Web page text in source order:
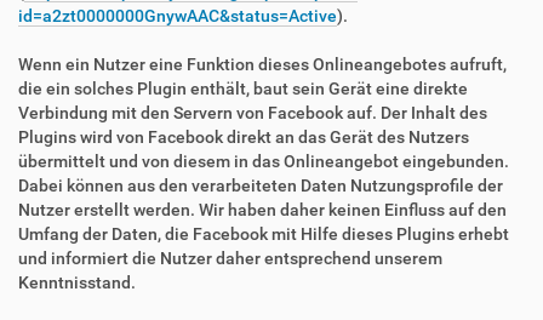
id=a2zt0000000GnywAAC&status=Active).
Wenn ein Nutzer eine Funktion dieses Onlineangebotes aufruft,
die ein solches Plugin enthält, baut sein Gerät eine direkte
Verbindung mit den Servern von Facebook auf. Der Inhalt des
Plugins wird von Facebook direkt an das Gerät des Nutzers
übermittelt und von diesem in das Onlineangebot eingebunden.
Dabei können aus den verarbeiteten Daten Nutzungsprofile der
Nutzer erstellt werden. Wir haben daher keinen Einfluss auf den
Umfang der Daten, die Facebook mit Hilfe dieses Plugins erhebt
und informiert die Nutzer daher entsprechend unserem
Kenntnisstand.